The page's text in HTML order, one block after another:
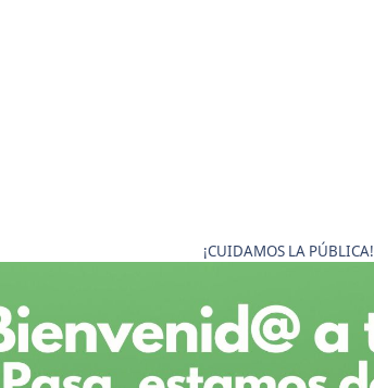
¡CUIDAMOS LA PÚBLICA!